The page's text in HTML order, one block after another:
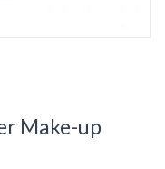
Make-up